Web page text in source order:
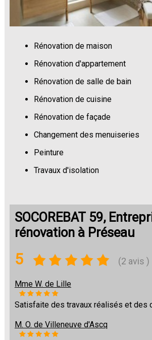
Rénovation de maison
Rénovation d'appartement
Rénovation de salle de bain
Rénovation de cuisine
Rénovation de façade
Changement des menuiseries
Peinture
Travaux d'isolation
SOCOREBAT 59,
rénovation à Préseau
5 (2 avis )
Mme W. de Lille
Satisfaite des travaux réalisés et des
M. O. de Villeneuve d'Ascq